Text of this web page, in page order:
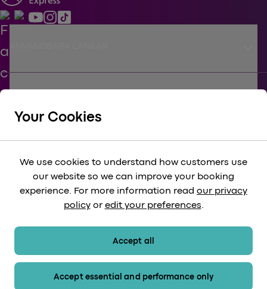
keyboard_arrow_down
FÖRETAGS keyboard_arrow_down
LAGLIG keyboard_arrow_down
Your Cookies
We use cookies to understand how customers use
our website so we can improve your booking
experience. For more information read our privacy
policyor edit your preferences.
Accept all
Accept essential and performance only